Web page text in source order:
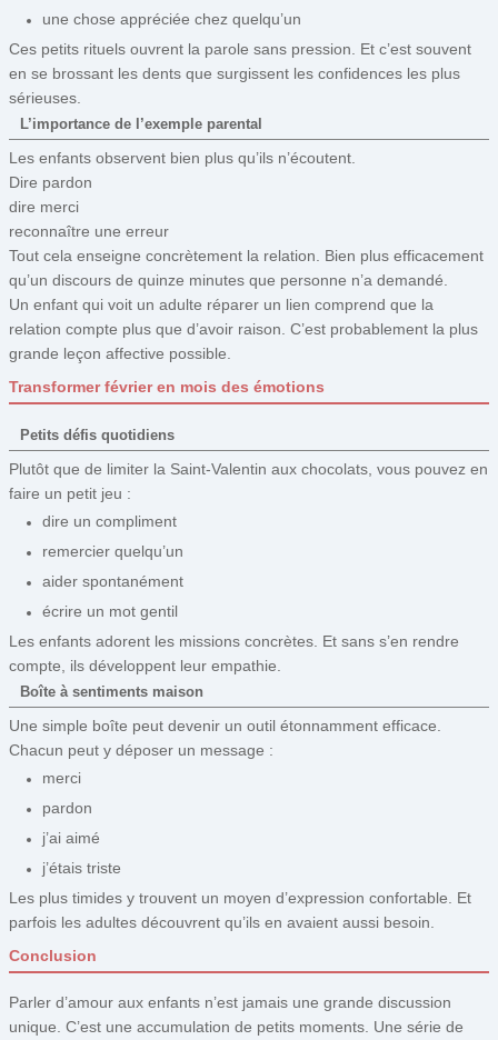
une chose appréciée chez quelqu’un
Ces petits rituels ouvrent la parole sans pression. Et c’est souvent
en se brossant les dents que surgissent les confidences les plus
sérieuses.
L’importance de l’exemple parental
Les enfants observent bien plus qu’ils n’écoutent.
Dire pardon
dire merci
reconnaître une erreur
Tout cela enseigne concrètement la relation. Bien plus efficacement
qu’un discours de quinze minutes que personne n’a demandé.
Un enfant qui voit un adulte réparer un lien comprend que la
relation compte plus que d’avoir raison. C’est probablement la plus
grande leçon affective possible.
Transformer février en mois des émotions
Petits défis quotidiens
Plutôt que de limiter la Saint-Valentin aux chocolats, vous pouvez en
faire un petit jeu :
dire un compliment
remercier quelqu’un
aider spontanément
écrire un mot gentil
Les enfants adorent les missions concrètes. Et sans s’en rendre
compte, ils développent leur empathie.
Boîte à sentiments maison
Une simple boîte peut devenir un outil étonnamment efficace.
Chacun peut y déposer un message :
merci
pardon
j’ai aimé
j’étais triste
Les plus timides y trouvent un moyen d’expression confortable. Et
parfois les adultes découvrent qu’ils en avaient aussi besoin.
Conclusion
Parler d’amour aux enfants n’est jamais une grande discussion
unique. C’est une accumulation de petits moments. Une série de